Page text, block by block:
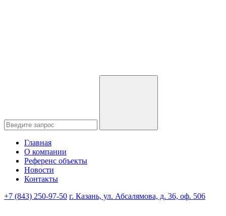
Главная
О компании
Референс объекты
Новости
Контакты
+7 (843) 250-97-50 г. Казань, ул. Абсалямова, д. 36, оф. 506